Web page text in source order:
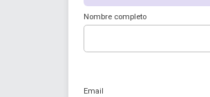
Nombre completo
Email